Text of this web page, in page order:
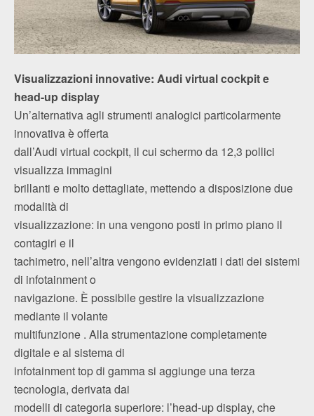
Visualizzazioni innovative: Audi virtual cockpit e
head-up display
Un’alternativa agli strumenti analogici particolarmente
innovativa è offerta
dall’Audi virtual cockpit, il cui schermo da 12,3 pollici
visualizza immagini
brillanti e molto dettagliate, mettendo a disposizione due
modalità di
visualizzazione: in una vengono posti in primo piano il
contagiri e il
tachimetro, nell’altra vengono evidenziati i dati dei sistemi
di infotainment o
navigazione. È possibile gestire la visualizzazione
mediante il volante
multifunzione . Alla strumentazione completamente
digitale e al sistema di
infotainment top di gamma si aggiunge una terza
tecnologia, derivata dai
modelli di categoria superiore: l’head-up display, che